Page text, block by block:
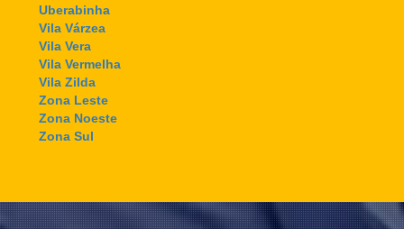
Uberabinha
Vila Várzea
Vila Vera
Vila Vermelha
Vila Zilda
Zona Leste
Zona Noeste
Zona Sul